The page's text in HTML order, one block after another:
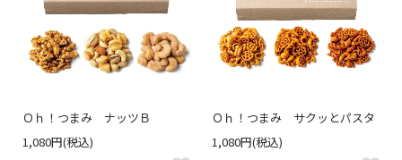
Ｏｈ！つまみ ナッツＢ
1,080円(税込)
Ｏｈ！つまみ サクッとパスタ
1,080円(税込)